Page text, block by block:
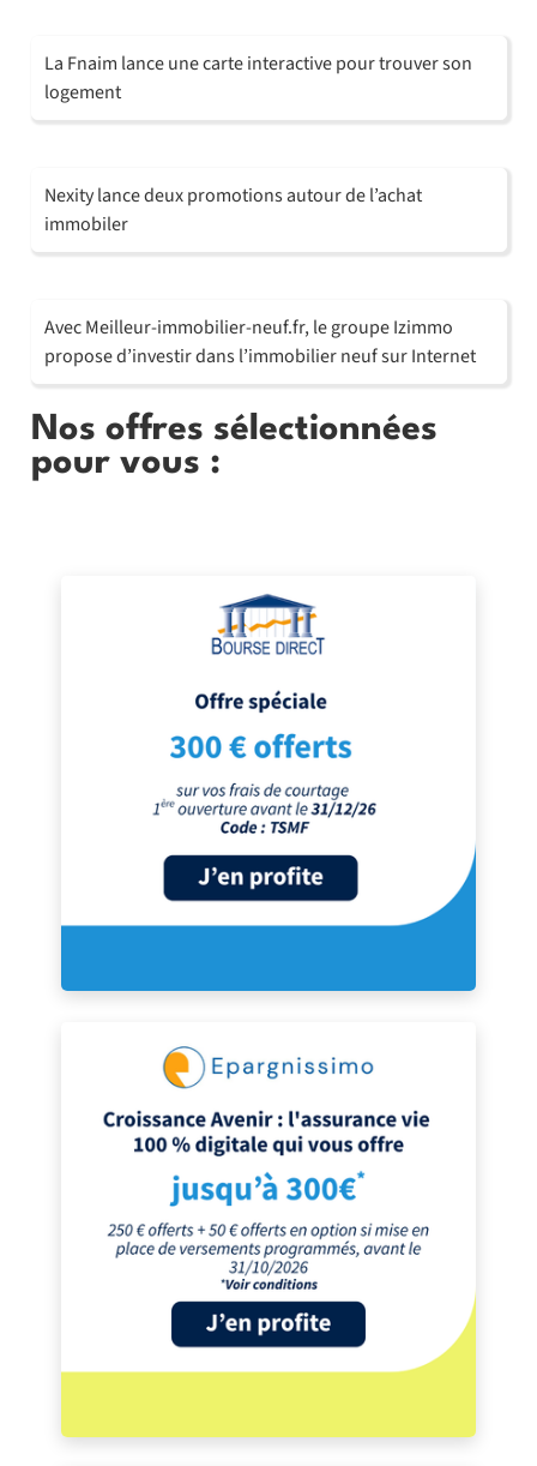
La Fnaim lance une carte interactive pour trouver son
logement
Nexity lance deux promotions autour de l’achat
immobiler
Avec Meilleur-immobilier-neuf.fr, le groupe Izimmo
propose d’investir dans l’immobilier neuf sur Internet
Nos offres sélectionnées
pour vous :